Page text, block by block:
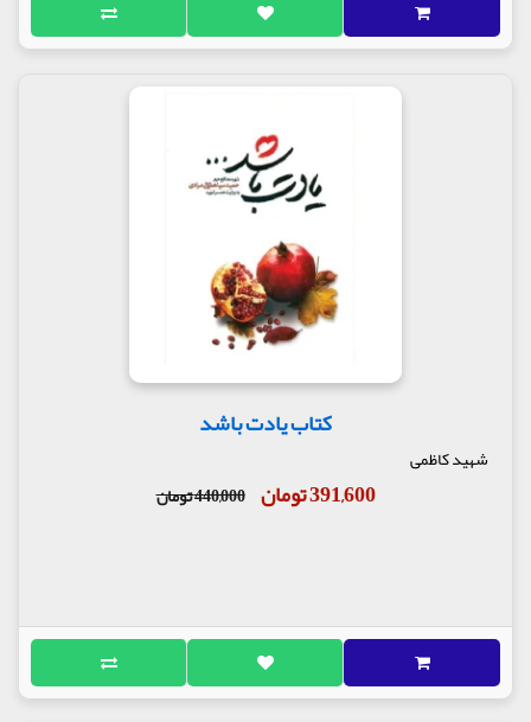
کتاب یادت باشد
شهید کاظمی
391,600 تومان 440,000 تومان